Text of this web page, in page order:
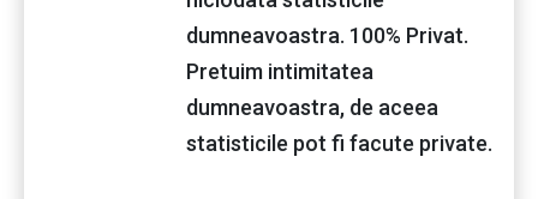
dumneavoastra. 100% Privat.
Pretuim intimitatea
dumneavoastra, de aceea
statisticile pot fi facute private.